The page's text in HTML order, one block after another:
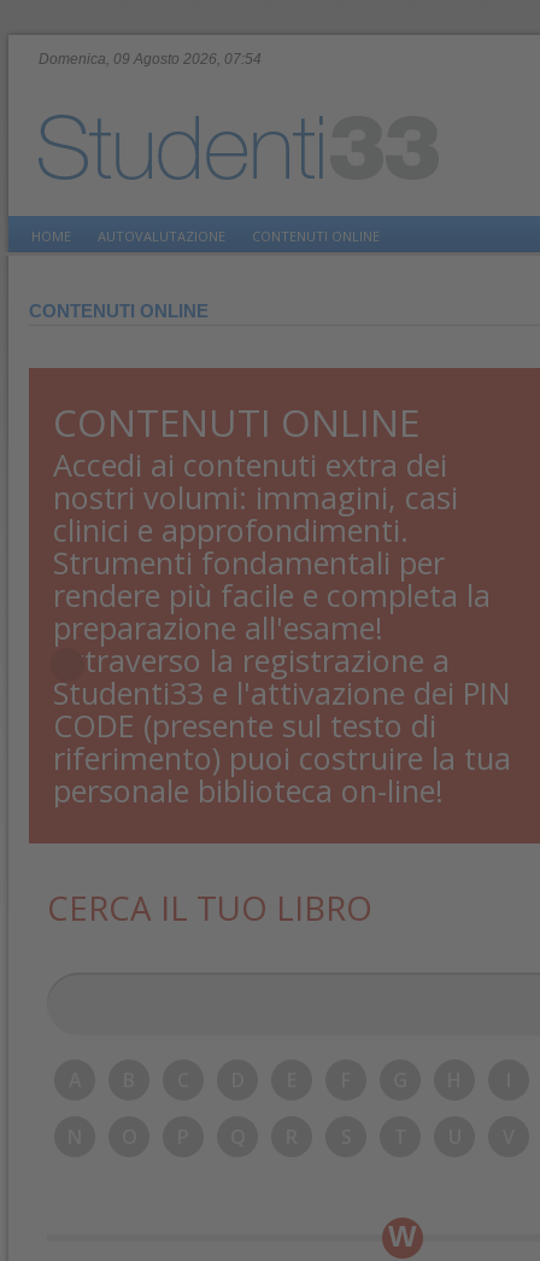
Domenica, 09 Agosto 2026, 07:54
HOME AUTOVALUTAZIONE CONTENUTI ONLINE
CONTENUTI ONLINE
CONTENUTI ONLINE
Accedi ai contenuti extra dei
nostri volumi: immagini, casi
clinici e approfondimenti.
Strumenti fondamentali per
rendere più facile e completa la
preparazione all'esame!
Attraverso la registrazione a
Studenti33 e l'attivazione dei PIN
CODE (presente sul testo di
riferimento) puoi costruire la tua
personale biblioteca on-line!
CERCA IL TUO LIBRO
W